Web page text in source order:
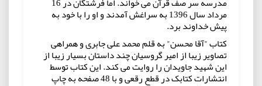
مرداد سال 1396 به سراغش آمدند و او را با خود به
پیش خداوند برد.
کتاب "آقا محسن" به قلم محمد علی جابری و همراهی
تصاویر زیبا از امیر گروسیان چند داستان بسیار زیبا از
این شهید جاویدان را روایت می کند. این کتاب توسط
انتشارات کتابک در قطع رقعی و با 48 صفحه به چاپ